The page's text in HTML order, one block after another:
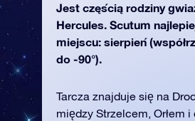
Jest częścią rodziny
Hercules. Scutum
miejscu: sierpień
do -90°).
Tarcza znajduje się na
między Strzelcem, Orłem i